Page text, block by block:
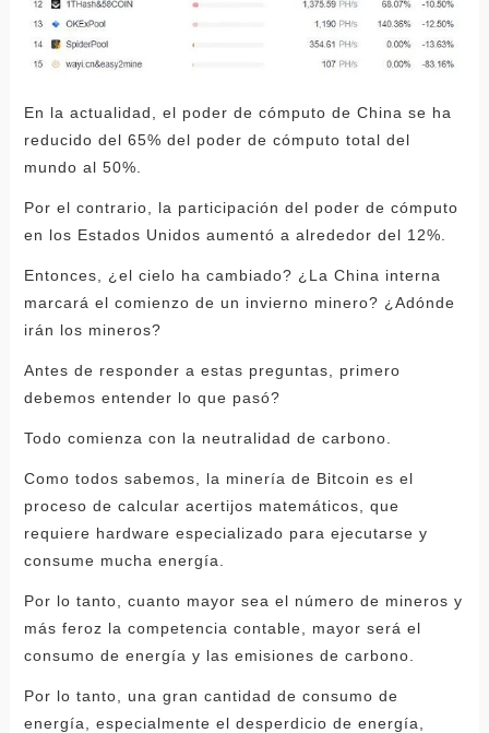
En la actualidad, el poder de cómputo de China se ha
reducido del 65% del poder de cómputo total del
mundo al 50%.
Por el contrario, la participación del poder de cómputo
en los Estados Unidos aumentó a alrededor del 12%.
Entonces, ¿el cielo ha cambiado? ¿La China interna
marcará el comienzo de un invierno minero? ¿Adónde
irán los mineros?
Antes de responder a estas preguntas, primero
debemos entender lo que pasó?
Todo comienza con la neutralidad de carbono.
Como todos sabemos, la minería de Bitcoin es el
proceso de calcular acertijos matemáticos, que
requiere hardware especializado para ejecutarse y
consume mucha energía.
Por lo tanto, cuanto mayor sea el número de mineros y
más feroz la competencia contable, mayor será el
consumo de energía y las emisiones de carbono.
Por lo tanto, una gran cantidad de consumo de
energía, especialmente el desperdicio de energía,